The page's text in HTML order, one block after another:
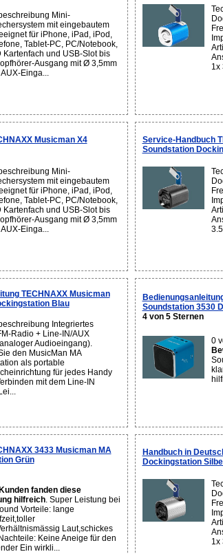
Mini-
mit eingebautem
für iPhone, iPad, iPod,
Tablet-PC, PC/Notebook,
Kartenfach und USB-Slot bis
Ausgang mit Ø 3,5mm
Einga...
1x
Musicman X4
Mini-
mit eingebautem
für iPhone, iPad, iPod,
Tablet-PC, PC/Notebook,
Kartenfach und USB-Slot bis
Ausgang mit Ø 3,5mm
Einga...
Service-Handbuch
Soundstation
TECHNAXX Musicman
Blau
Integriertes
Radio + Line-IN/AUX
Audioeingang).
den MusicMan MA
als portable
für jedes Handy
mit dem Line-IN
Soundstation 3530
4 von 5 Sternen
0
3433 Musicman MA
Grün
Kunden fanden diese
hilfreich. Super Leistung bei
Vorteile: lange
Laut,schickes
Keine Aneige für den
Ein wirkli...
Handbuch in
Dockingstation
1x